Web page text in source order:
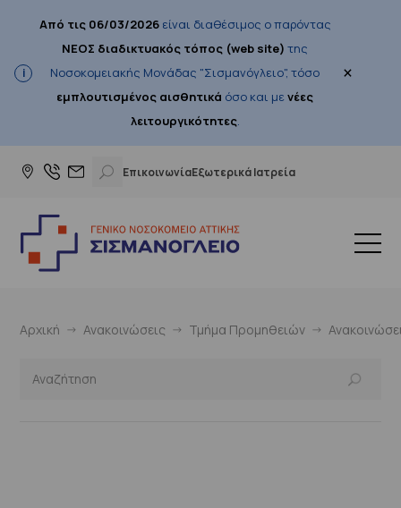
Από τις 06/03/2026είναι διαθέσιμος ο παρόντας
ΝΕΟΣ διαδικτυακός τόπος (web site) της
Νοσοκομειακής Μονάδας "Σισμανόγλειο", τόσο
εμπλουτισμένος αισθητικά όσο και μενέες
λειτουργικότητες.
×
ΕπικοινωνίαΕξωτερικά Ιατρεία
Αρχική Ανακοινώσεις Τμήμα Προμηθειών